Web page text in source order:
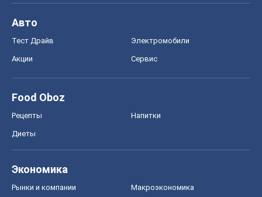
Авто
Тест Драйв Электромобили
Акции Сервис
Food Oboz
Рецепты Напитки
Диеты
Экономика
Рынки и компании Mакроэкономика